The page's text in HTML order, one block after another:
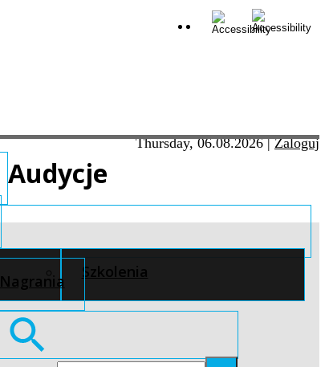
Thursday, 06.08.2026|Zaloguj
Szkolenia
Nagrania
Audycje